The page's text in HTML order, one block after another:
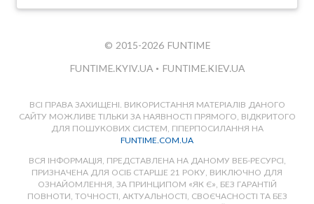
© 2015-2026 FUNTIME
FUNTIME.KYIV.UA • FUNTIME.KIEV.UA
ВСІ ПРАВА ЗАХИЩЕНІ. ВИКОРИСТАННЯ МАТЕРІАЛІВ ДАНОГО
САЙТУ МОЖЛИВЕ ТІЛЬКИ ЗА НАЯВНОСТІ ПРЯМОГО, ВІДКРИТОГО
ДЛЯ ПОШУКОВИХ СИСТЕМ, ГІПЕРПОСИЛАННЯ НА
FUNTIME.COM.UA
ВСЯ ІНФОРМАЦІЯ, ПРЕДСТАВЛЕНА НА ДАНОМУ ВЕБ-РЕСУРСІ,
ПРИЗНАЧЕНА ДЛЯ ОСІБ СТАРШЕ 21 РОКУ, ВИКЛЮЧНО ДЛЯ
ОЗНАЙОМЛЕННЯ, ЗА ПРИНЦИПОМ «ЯК Є», БЕЗ ГАРАНТІЙ
ПОВНОТИ, ТОЧНОСТІ, АКТУАЛЬНОСТІ, СВОЄЧАСНОСТІ ТА БЕЗ